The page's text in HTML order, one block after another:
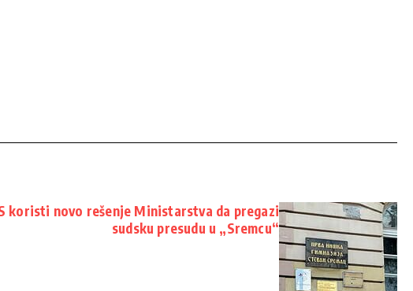
koristi novo rešenje Ministarstva da pregazi
sudsku presudu u „Sremcu“